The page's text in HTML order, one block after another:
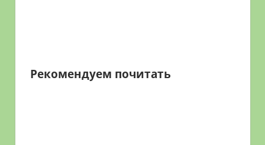
Рекомендуем почитать